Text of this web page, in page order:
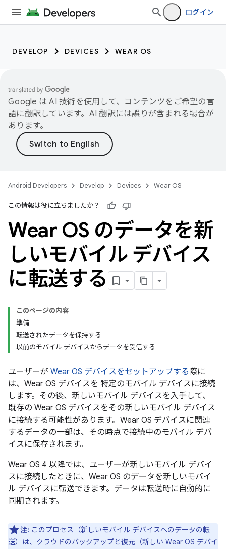
ログイン
DEVELOP DEVICES WEAR OS
Google は AI 技術を使用して、コンテンツをご希望の言
語に翻訳しています。AI 翻訳には誤りが含まれる場合が
あります。
Android Developers Develop Devices Wear OS
この情報は役に立ちましたか？
Wear OS のデータを新
しいモバイル デバイス
に転送する
このページの内容
準備
転送されたデータを保持する
以前のモバイル デバイスからデータを受信する
ユーザーが Wear OS デバイスをセットアップする 際に
は、Wear OS デバイスを 特定のモバイル デバイスに接続
します。その後、新しいモバイル デバイスを入手して、
既存の Wear OS デバイスをその新しいモバイル デバイス
に接続する可能性があります。Wear OS デバイスに関連
するデータの一部は、その時点で接続中のモバイル デバ
イスに保存されます。
Wear OS 4 以降では、ユーザーが新しいモバイル デバイ
スに接続したときに、Wear OS のデータを新しいモバイ
ル デバイスに転送できます。データは転送時に自動的に
同期されます。
注: このプロセス（新しいモバイル デバイスへのデータの転
送）は、 クラウドのバックアップと復元 （新しい Wear OS デバイ